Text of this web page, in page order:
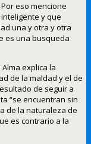
eso mencione
y que
una y otra y otra
es una busqueda
explica la
de la maldad y el de
de seguir a
“se encuentran sin
de la naturaleza de
es contrario a la